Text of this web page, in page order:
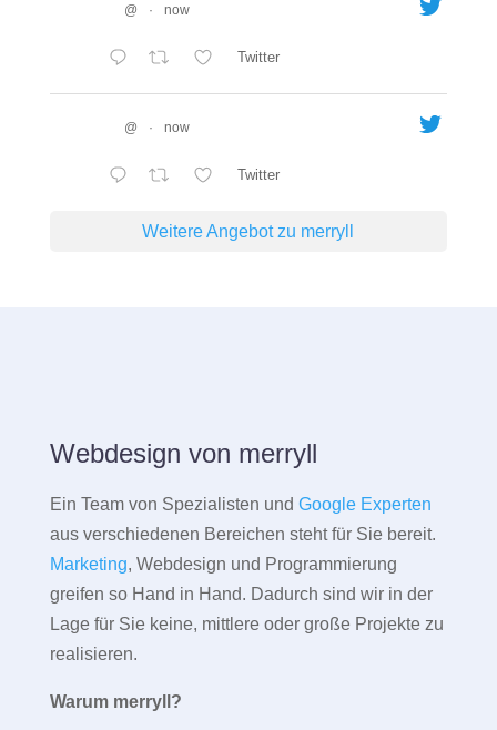
@ · now
Twitter
@ · now
Twitter
Weitere Angebot zu merryll
Webdesign von merryll
Ein Team von Spezialisten und Google Experten
aus verschiedenen Bereichen steht für Sie bereit.
Marketing, Webdesign und Programmierung
greifen so Hand in Hand. Dadurch sind wir in der
Lage für Sie keine, mittlere oder große Projekte zu
realisieren.
Warum merryll?